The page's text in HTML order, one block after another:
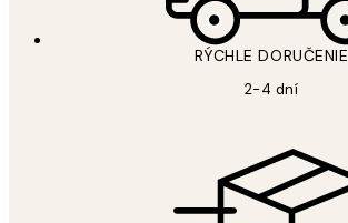
RÝCHLE DORUČENIE
2-4 dní